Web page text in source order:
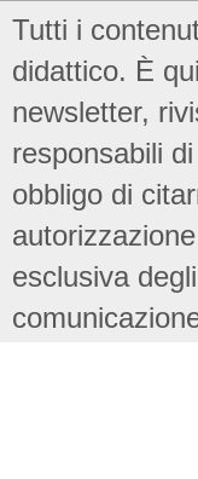
Tutti i
didattico. È
newsletter,
responsabili
obbligo di
esclusiva